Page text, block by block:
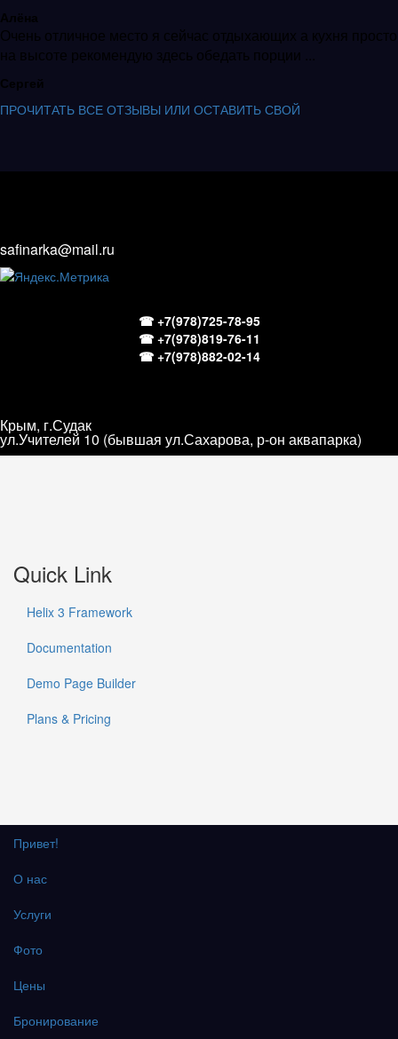
Алёна
Очень отличное место я сейчас отдыхающих а кухня просто
на высоте рекомендую здесь обедать порции ...
Сергей
ПРОЧИТАТЬ ВСЕ ОТЗЫВЫ ИЛИ ОСТАВИТЬ СВОЙ
safinarka@mail.ru
☎ +7(978)725-78-95
☎ +7(978)819-76-11
☎ +7(978)882-02-14
Крым, г.Судак
ул.Учителей 10 (бывшая ул.Сахарова, р-он аквапарка)
Quick Link
Helix 3 Framework
Documentation
Demo Page Builder
Plans & Pricing
Привет!
О нас
Услуги
Фото
Цены
Бронирование